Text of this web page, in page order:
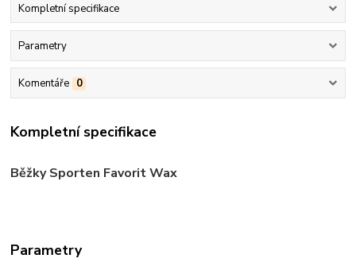
Kompletní specifikace
Parametry
Komentáře 0
Kompletní specifikace
Běžky Sporten Favorit Wax
Parametry